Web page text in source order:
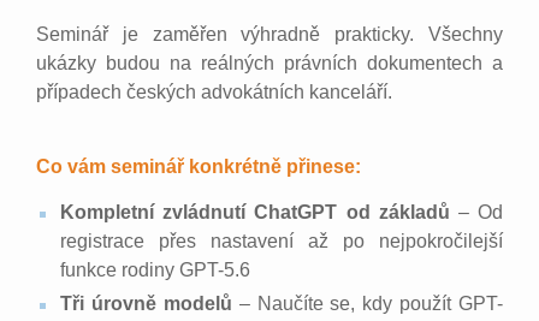
Seminář je zaměřen výhradně prakticky. Všechny
ukázky budou na reálných právních dokumentech a
případech českých advokátních kanceláří.
Co vám seminář konkrétně přinese:
Kompletní zvládnutí ChatGPT od základů – Od
registrace přes nastavení až po nejpokročilejší
funkce rodiny GPT-5.6
Tři úrovně modelů – Naučíte se, kdy použít GPT-